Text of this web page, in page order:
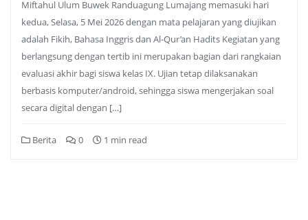
Miftahul Ulum Buwek Randuagung Lumajang memasuki hari
kedua, Selasa, 5 Mei 2026 dengan mata pelajaran yang diujikan
adalah Fikih, Bahasa Inggris dan Al-Qur’an Hadits Kegiatan yang
berlangsung dengan tertib ini merupakan bagian dari rangkaian
evaluasi akhir bagi siswa kelas IX. Ujian tetap dilaksanakan
berbasis komputer/android, sehingga siswa mengerjakan soal
secara digital dengan […]
Berita 0 1 min read